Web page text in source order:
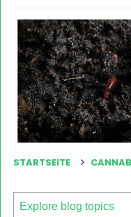
STARTSEITE